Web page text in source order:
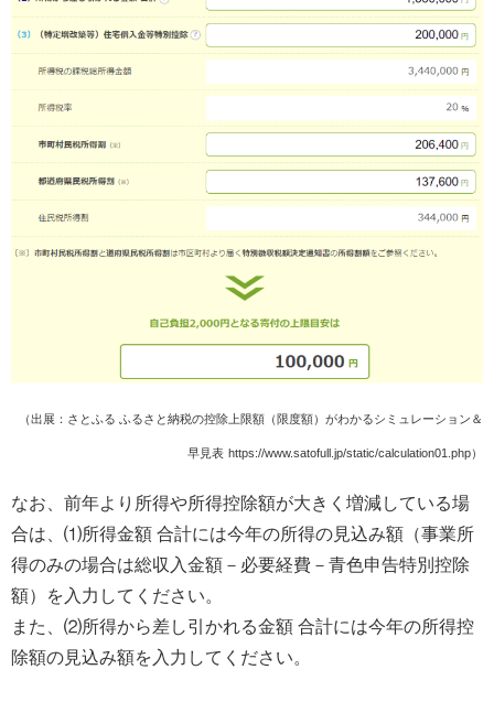
（出展：さとふる ふるさと納税の控除上限額（限度額）がわかるシミュレーション＆
早見表 https://www.satofull.jp/static/calculation01.php）
なお、前年より所得や所得控除額が大きく増減している場
合は、⑴所得金額 合計には今年の所得の見込み額（事業所
得のみの場合は総収入金額－必要経費－青色申告特別控除
額）を入力してください。
また、⑵所得から差し引かれる金額 合計には今年の所得控
除額の見込み額を入力してください。